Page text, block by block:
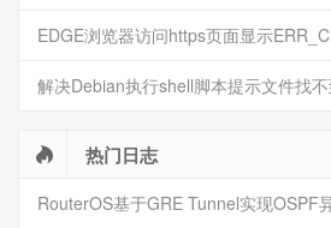
解决Debian执行shell脚本提示文件找
热门日志
RouterOS基于GRE Tunnel实现OSPF